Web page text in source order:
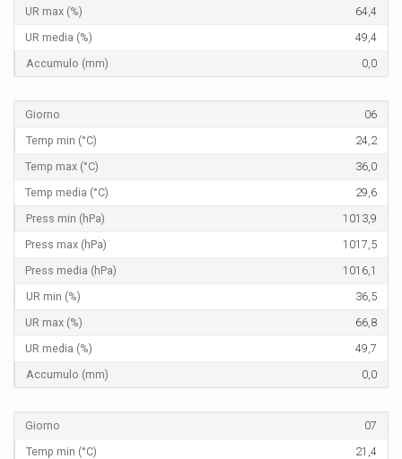
64,4
49,4
0,0
06
24,2
36,0
29,6
1013,9
1017,5
1016,1
36,5
66,8
49,7
0,0
07
21,4